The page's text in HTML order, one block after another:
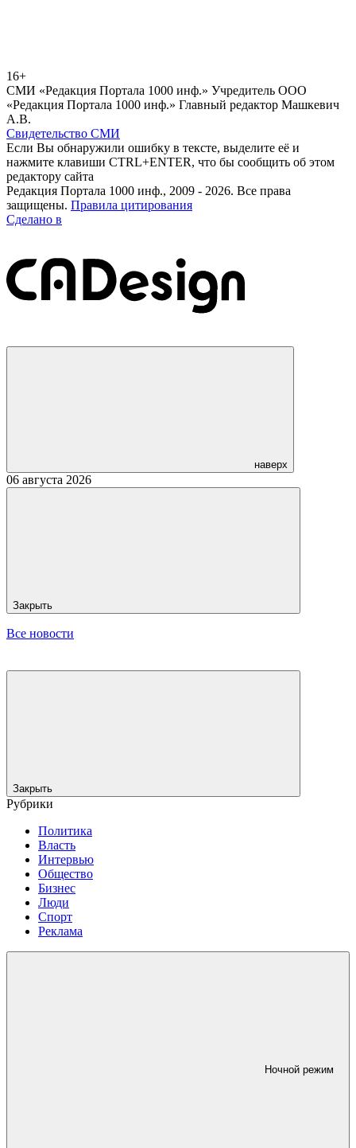
16+
СМИ «Редакция Портала 1000 инф.» Учредитель ООО
«Редакция Портала 1000 инф.» Главный редактор Машкевич
А.В.
Свидетельство СМИ
Если Вы обнаружили ошибку в тексте, выделите её и
нажмите клавиши CTRL+ENTER, что бы сообщить об этом
редактору сайта
Редакция Портала 1000 инф., 2009 - 2026. Все права
защищены. Правила цитирования
Сделано в
наверх
06 августа 2026
Закрыть
Все новости
Закрыть
Рубрики
Политика
Власть
Интервью
Общество
Бизнес
Люди
Спорт
Реклама
Ночной режим